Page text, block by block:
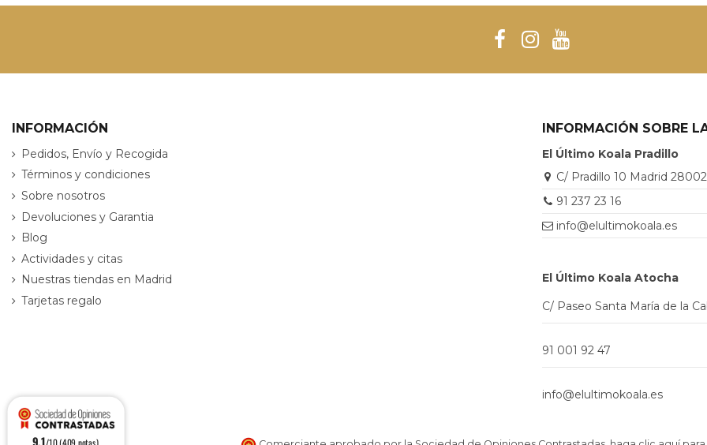
INFORMACIÓN
Pedidos, Envío y Recogida
Términos y condiciones
Sobre nosotros
Devoluciones y Garantia
Blog
Actividades y citas
Nuestras tiendas en Madrid
Tarjetas regalo
INFORMACIÓN SOBRE
El Último Koala Pradillo
C/ Pradillo 10 Madrid 28002
91 237 23 16
info@elultimokoala.es
El Último Koala Atocha
C/ Paseo Santa María de la
91 001 92 47
info@elultimokoala.es
9.1/10 (409 notas)